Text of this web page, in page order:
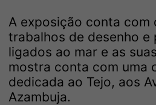
A exposição conta com
trabalhos de desenho e
ligados ao mar e as
mostra conta com uma
dedicada ao Tejo, aos
Azambuja.